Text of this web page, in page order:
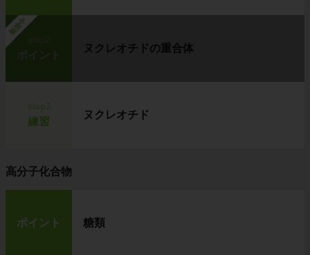
勉強中
ポイント
ヌクレオチドの重合体
練習
ヌクレオチド
高分子化合物
ポイント 糖類